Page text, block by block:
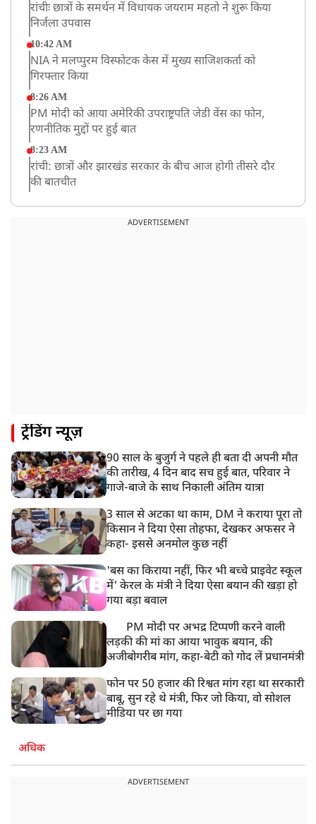
रांचीः छात्रों के समर्थन में विधायक जयराम महतो ने शुरू किया
निर्जला उपवास
10:42 AM
NIA ने मलप्पुरम विस्फोटक केस में मुख्य साजिशकर्ता को
गिरफ्तार किया
8:26 AM
PM मोदी को आया अमेरिकी उपराष्ट्रपति जेडी वेंस का फोन,
रणनीतिक मुद्दों पर हुई बात
8:23 AM
रांची: छात्रों और झारखंड सरकार के बीच आज होगी तीसरे दौर
की बातचीत
देशभर में आज से 'हर घर तिरंगा' अभियान, सीएम योगी लखनऊ
ADVERTISEMENT
ट्रेंडिंग न्यूज़
90 साल के बुजुर्ग ने पहले ही बता दी अपनी मौत
की तारीख, 4 दिन बाद सच हुई बात, परिवार ने
गाजे-बाजे के साथ निकाली अंतिम यात्रा
3 साल से अटका था काम, DM ने कराया पूरा तो
किसान ने दिया ऐसा तोहफा, देखकर अफसर ने
कहा- इससे अनमोल कुछ नहीं
'बस का किराया नहीं, फिर भी बच्चे प्राइवेट स्कूल
में' केरल के मंत्री ने दिया ऐसा बयान की खड़ा हो
गया बड़ा बवाल
PM मोदी पर अभद्र टिप्पणी करने वाली
लड़की की मां का आया भावुक बयान, की
अजीबोगरीब मांग, कहा-बेटी को गोद लें प्रधानमंत्री
फोन पर 50 हजार की रिश्वत मांग रहा था सरकारी
बाबू, सुन रहे थे मंत्री, फिर जो किया, वो सोशल
मीडिया पर छा गया
अधिक
ADVERTISEMENT